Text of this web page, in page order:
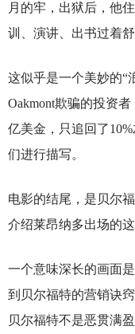
月的牢，出狱后，他
训、演讲、出书过着舒
这似乎是一个美妙的“
Oakmont欺骗的投资
亿美金，只追回了
们进行描写。
电影的结尾，是贝尔
介绍莱昂纳多出场的
一个意味深长的画面
到贝尔福特的营销诀
贝尔福特不是恶贯满